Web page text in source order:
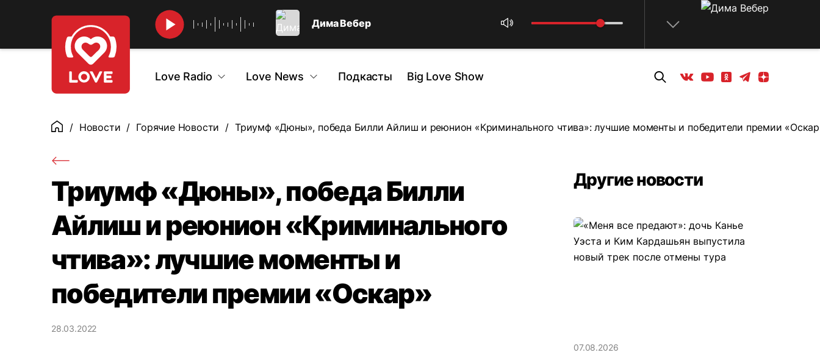
Дима Вебер
Love Radio Love News Подкасты Big Love Show Вконтакте
YoutubeОдноклассники
ТелеграмЯндекс дзен
ГлавнаяНовости Горячие Новости Триумф «Дюны», победа Билли Айлиш и реюнион «Криминального чтива»: лучшие моменты и победители премии
Триумф «Дюны», победа Билли
Айлиш и реюнион «Криминального
чтива»: лучшие моменты и
победители премии «Оскар»
28.03.2022
Другие новости
07.08.2026